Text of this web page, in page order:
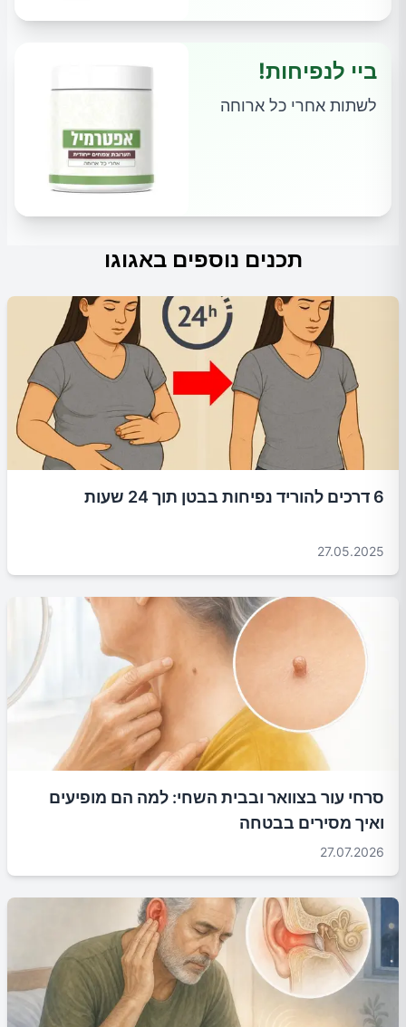
ביי לנפיחות!
לשתות אחרי כל ארוחה
תכנים נוספים באגוגו
6 דרכים להוריד נפיחות בבטן תוך 24 שעות
27.05.2025
סרחי עור בצוואר ובבית השחי: למה הם מופיעים
ואיך מסירים בבטחה
27.07.2026